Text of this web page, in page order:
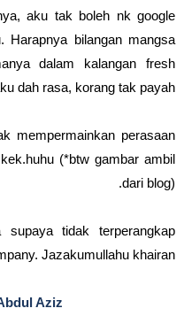
aku tak boleh nk google
bilangan mangsa
dalam kalangan fresh
dah rasa, korang tak payah!
mempermainkan perasaan
(*btw gambar ambil
dari blog).
tidak terperangkap
Jazakumullahu khairan.
Aziz